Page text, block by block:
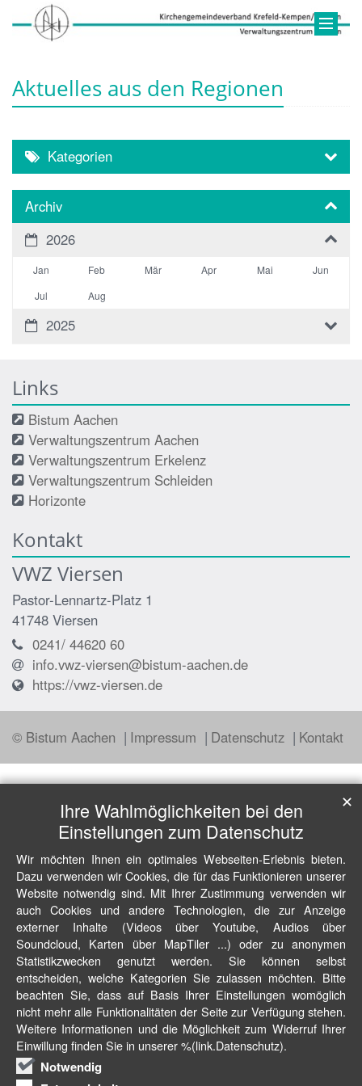
Aktuelles aus den Regionen
Kategorien
Archiv
2026
Jan Feb Mär Apr Mai
Jun
Jul
Aug
2025
Links
Bistum Aachen
Verwaltungszentrum Aachen
Verwaltungszentrum Erkelenz
Verwaltungszentrum Schleiden
Horizonte
Kontakt
VWZ Viersen
Pastor-Lennartz-Platz 1
41748 Viersen
0241/ 44620 60
info.vwz-viersen@bistum-aachen.de
https://vwz-viersen.de
© Bistum Aachen Impressum Datenschutz Kontakt
Ihre Wahlmöglichkeiten bei den
Einstellungen zum Datenschutz
Wir möchten Ihnen ein optimales Webseiten-Erlebnis bieten.
Dazu verwenden wir Cookies, die für das Funktionieren unserer
Website notwendig sind. Mit Ihrer Zustimmung verwenden wir
auch Cookies und andere Technologien, die zur Anzeige
externer Inhalte (Videos über Youtube, Audios über
Soundcloud, Karten über MapTiler ...) oder zu anonymen
Statistikzwecken genutzt werden. Sie können selbst
entscheiden, welche Kategorien Sie zulassen möchten. Bitte
beachten Sie, dass auf Basis Ihrer Einstellungen womöglich
nicht mehr alle Funktionalitäten der Seite zur Verfügung stehen.
Weitere Informationen und die Möglichkeit zum Widerruf Ihrer
Einwillung finden Sie in unserer %(link.Datenschutz).
Notwendig
✕